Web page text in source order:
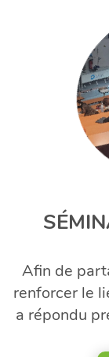
CONTACTEZ-
NOUS
Afin de
renforcer le
a répondu